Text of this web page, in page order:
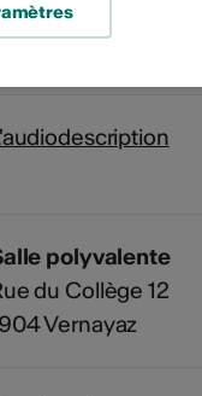
polyvalente
du Collège 12
Vernayaz